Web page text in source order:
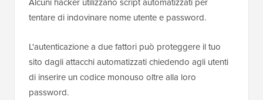
tentare di indovinare nome utente e password.
L'autenticazione a due fattori può proteggere il tuo
sito dagli attacchi automatizzati chiedendo agli utenti
di inserire un codice monouso oltre alla loro
password.